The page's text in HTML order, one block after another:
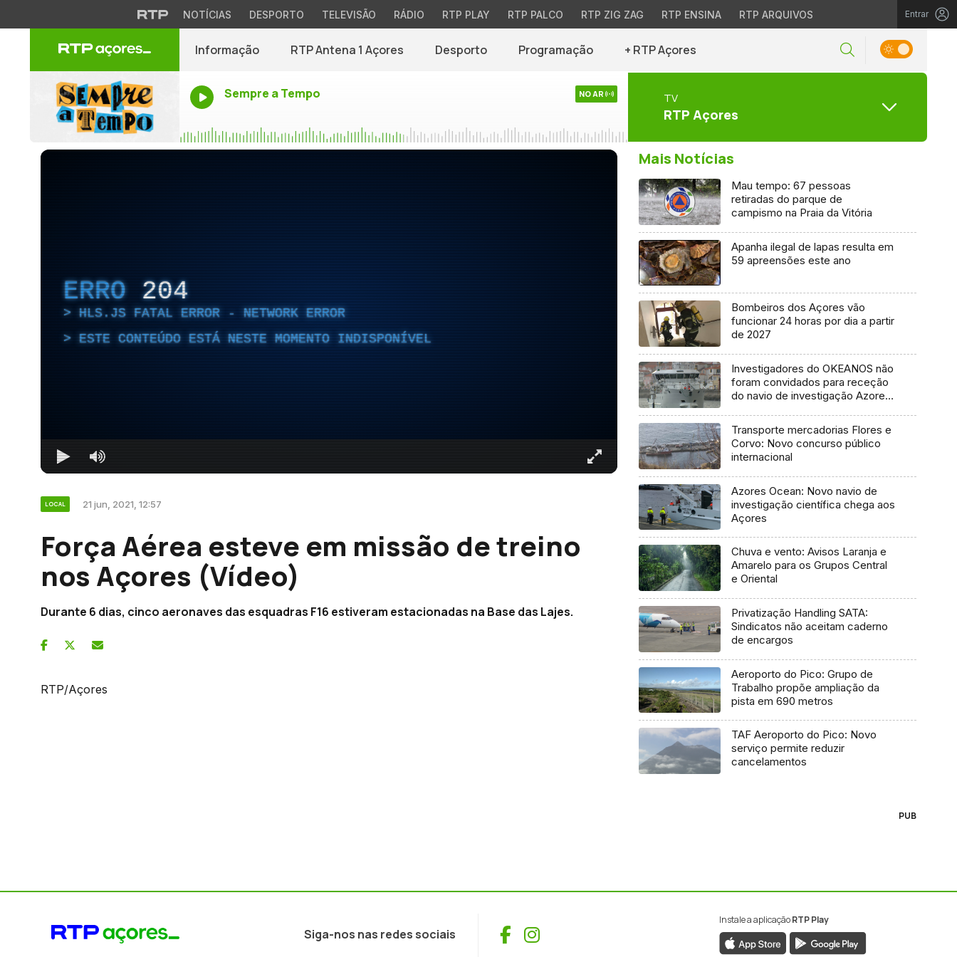
NOTÍCIAS DESPORTO TELEVISÃO RÁDIO RTP PLAY RTP PALCO RTP ZIG ZAG RTP ENSINA RTP ARQUIVOS Entrar
Informação RTP Antena 1 Açores Desporto Programação + RTP Açores
Sempre a Tempo NO AR TV
RTP Açores
ERRO 204
HLS.JS FATAL ERROR - NETWORK ERROR
ESTE CONTEÚDO ESTÁ NESTE MOMENTO INDISPONÍVEL
LOCAL 21 jun, 2021, 12:57
Força Aérea esteve em missão de treino
nos Açores (Vídeo)
Durante 6 dias, cinco aeronaves das esquadras F16 estiveram estacionadas na Base das Lajes.
RTP/Açores
Mais Notícias
Mau tempo: 67 pessoas
retiradas do parque de
campismo na Praia da Vitória
Apanha ilegal de lapas resulta em
59 apreensões este ano
Bombeiros dos Açores vão
funcionar 24 horas por dia a partir
de 2027
Investigadores do OKEANOS não
foram convidados para receção
do navio de investigação Azores
Transporte mercadorias Flores e
Corvo: Novo concurso público
internacional
Azores Ocean: Novo navio de
investigação científica chega aos
Açores
Chuva e vento: Avisos Laranja e
Amarelo para os Grupos Central
e Oriental
Privatização Handling SATA:
Sindicatos não aceitam caderno
de encargos
Aeroporto do Pico: Grupo de
Trabalho propõe ampliação da
pista em 690 metros
TAF Aeroporto do Pico: Novo
serviço permite reduzir
cancelamentos
PUB
Siga-nos nas redes sociais Facebook
Instagram
Instale a aplicaçãoRTP Play